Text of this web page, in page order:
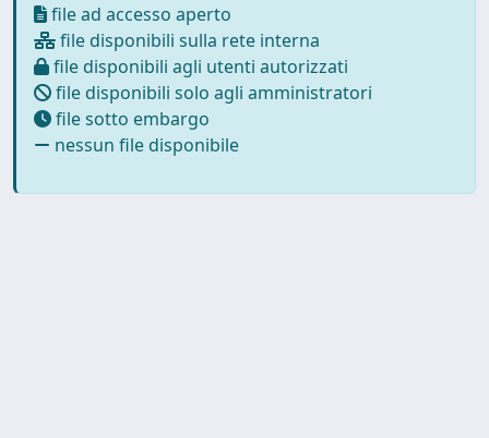
file ad accesso aperto
file disponibili sulla rete interna
file disponibili agli utenti autorizzati
file disponibili solo agli amministratori
file sotto embargo
nessun file disponibile